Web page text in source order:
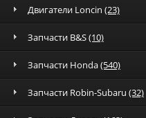
Двигатели Loncin (23)
Запчасти B&S(10)
Запчасти Honda(540)
Запчасти Robin-Subaru (32)